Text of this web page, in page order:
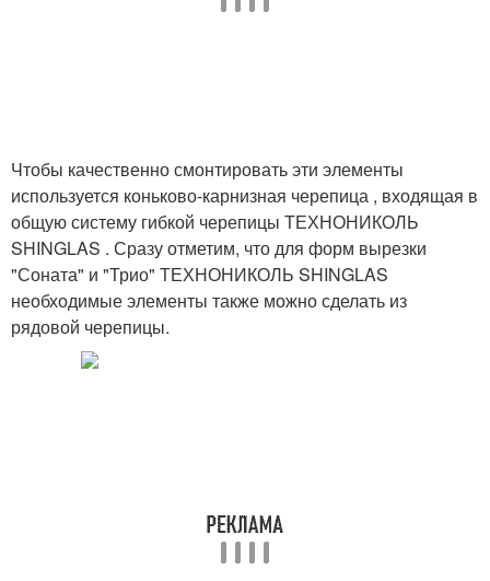
Чтобы качественно смонтировать эти элементы
используется коньково-карнизная черепица , входящая в
общую систему гибкой черепицы ТЕХНОНИКОЛЬ
SHINGLAS . Сразу отметим, что для форм вырезки
"Соната" и "Трио" ТЕХНОНИКОЛЬ SHINGLAS
необходимые элементы также можно сделать из
рядовой черепицы.